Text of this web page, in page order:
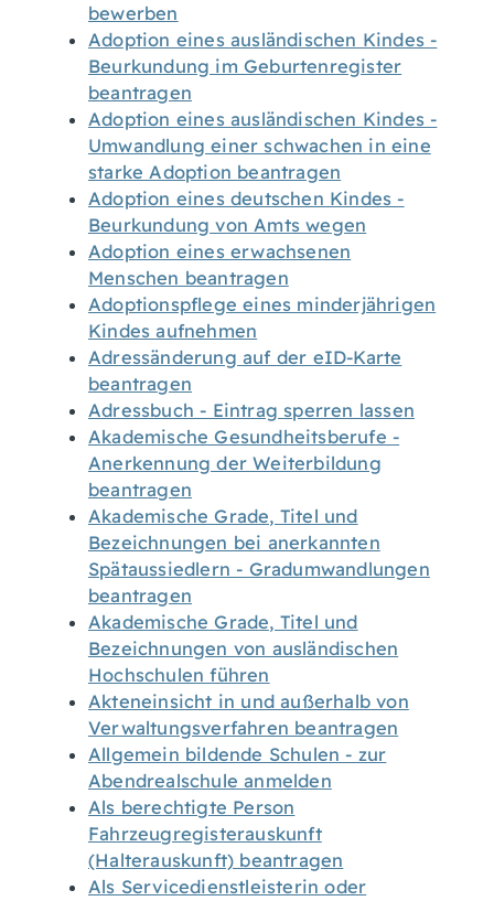
bewerben
Adoption eines ausländischen Kindes -
Beurkundung im Geburtenregister
beantragen
Adoption eines ausländischen Kindes -
Umwandlung einer schwachen in eine
starke Adoption beantragen
Adoption eines deutschen Kindes -
Beurkundung von Amts wegen
Adoption eines erwachsenen
Menschen beantragen
Adoptionspflege eines minderjährigen
Kindes aufnehmen
Adressänderung auf der eID-Karte
beantragen
Adressbuch - Eintrag sperren lassen
Akademische Gesundheitsberufe -
Anerkennung der Weiterbildung
beantragen
Akademische Grade, Titel und
Bezeichnungen bei anerkannten
Spätaussiedlern - Gradumwandlungen
beantragen
Akademische Grade, Titel und
Bezeichnungen von ausländischen
Hochschulen führen
Akteneinsicht in und außerhalb von
Verwaltungsverfahren beantragen
Allgemein bildende Schulen - zur
Abendrealschule anmelden
Als berechtigte Person
Fahrzeugregisterauskunft
(Halterauskunft) beantragen
Als Servicedienstleisterin oder